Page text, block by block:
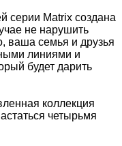
Matrix создана
не нарушить
ваша семья и друзья
линиями и
будет дарить
коллекция
четырьмя